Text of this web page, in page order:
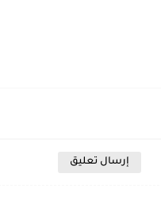
إرسال تعليق